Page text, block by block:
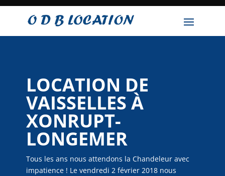
LOCATION DE
VAISSELLES À
XONRUPT-
LONGEMER
Tous les ans nous attendons la Chandeleur avec
impatience ! Le vendredi 2 février 2018 nous